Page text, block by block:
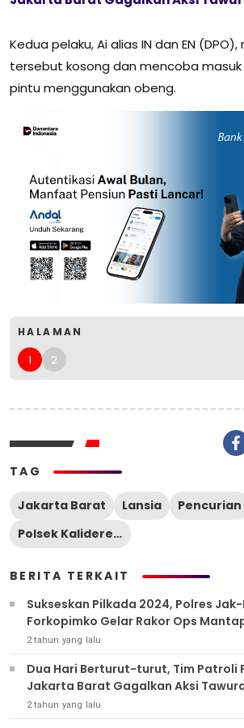
Kedua pelaku, Ai alias IN dan EN
tersebut kosong dan mencoba
pintu menggunakan obeng.
HALAMAN
1 2
TAG
Jakarta Barat Lansia
Pencurian
Polsek Kalideres Jakarta Barat
BERITA TERKAIT
Sukseskan Pilkada 2024, Polres
Forkopimko Gelar Rakor Ops
2 tahun yang lalu
Dua Hari Berturut-turut, Tim Patroli
Jakarta Barat Gagalkan Aksi
2 tahun yang lalu